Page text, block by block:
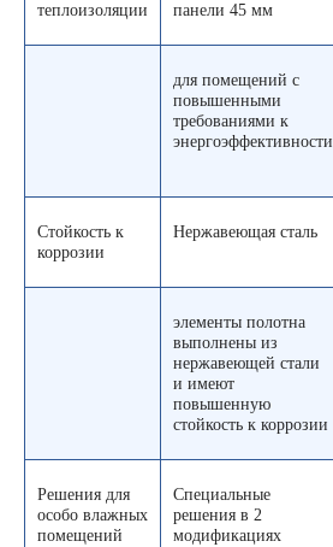
теплоизоляции
панели 45 мм
для помещений с
повышенными
требованиями к
энергоэффективности
Стойкость к
коррозии
Нержавеющая сталь
элементы полотна
выполнены из
нержавеющей стали
и имеют
повышенную
стойкость к коррозии
Решения для
особо влажных
помещений
Специальные
решения в 2
модификациях